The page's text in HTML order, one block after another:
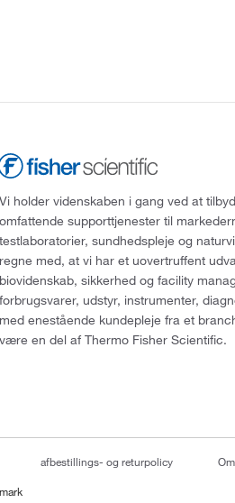
Vi holder videnskaben i gang ved at
omfattende supporttjenester til
testlaboratorier, sundhedspleje og
regne med, at vi har et uovertruffent
biovidenskab, sikkerhed og facility
forbrugsvarer, udstyr, instrumenter,
med enestående kundepleje fra et
være en del af Thermo Fisher Scientific.
afbestillings- og returpolicy